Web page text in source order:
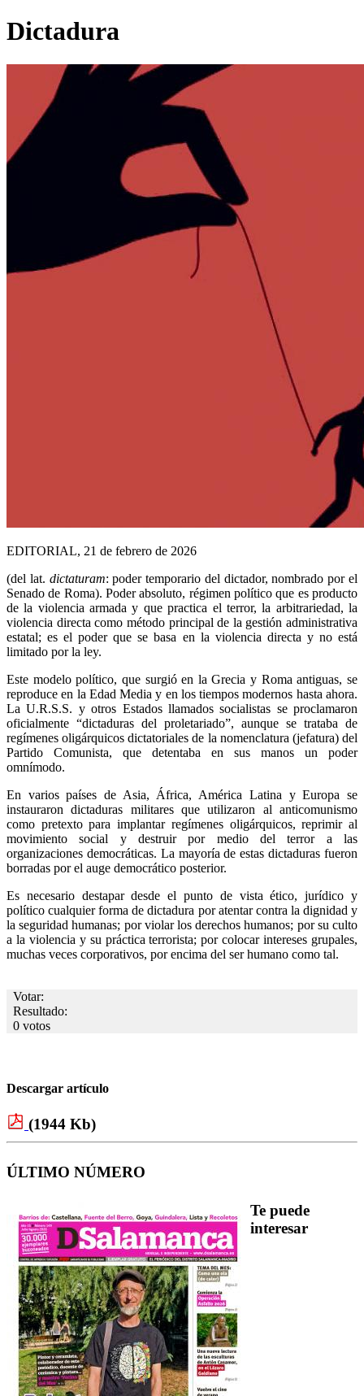
Dictadura
EDITORIAL, 21 de febrero de 2026
(del lat. dictaturam: poder temporario del dictador, nombrado por el
Senado de Roma). Poder absoluto, régimen político que es producto
de la violencia armada y que practica el terror, la arbitrariedad, la
violencia directa como método principal de la gestión administrativa
estatal; es el poder que se basa en la violencia directa y no está
limitado por la ley.
Este modelo político, que surgió en la Grecia y Roma antiguas, se
reproduce en la Edad Media y en los tiempos modernos hasta ahora.
La U.R.S.S. y otros Estados llamados socialistas se proclamaron
oficialmente “dictaduras del proletariado”, aunque se trataba de
regímenes oligárquicos dictatoriales de la nomenclatura (jefatura) del
Partido Comunista, que detentaba en sus manos un poder
omnímodo.
En varios países de Asia, África, América Latina y Europa se
instauraron dictaduras militares que utilizaron al anticomunismo
como pretexto para implantar regímenes oligárquicos, reprimir al
movimiento social y destruir por medio del terror a las
organizaciones democráticas. La mayoría de estas dictaduras fueron
borradas por el auge democrático posterior.
Es necesario destapar desde el punto de vista ético, jurídico y
político cualquier forma de dictadura por atentar contra la dignidad y
la seguridad humanas; por violar los derechos humanos; por su culto
a la violencia y su práctica terrorista; por colocar intereses grupales,
muchas veces corporativos, por encima del ser humano como tal.
Votar:
Resultado:
0 votos
Descargar artículo
(1944 Kb)
ÚLTIMO NÚMERO
Te puede
interesar